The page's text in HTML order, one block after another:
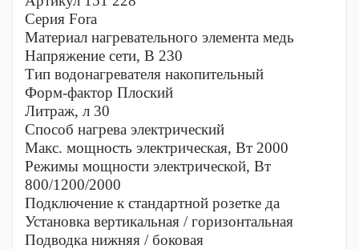
Серия Fora
Материал нагревательного элемента медь
Напряжение сети, В 230
Тип водонагревателя накопительный
Форм-фактор Плоский
Литраж, л 30
Способ нагрева электрический
Макс. мощность электрическая, Вт 2000
Режимы мощности электрической, Вт
800/1200/2000
Подключение к стандартной розетке да
Установка вертикальная / горизонтальная
Подводка нижняя / боковая